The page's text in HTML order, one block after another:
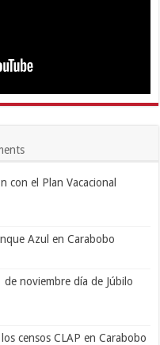
con el Plan Vacacional
Azul en Carabobo
noviembre día de Júbilo
censos CLAP en Carabobo